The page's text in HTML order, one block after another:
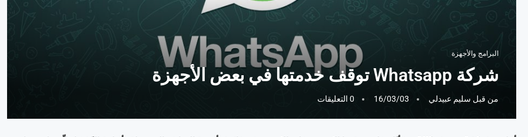
البرامج والأجهزة
شركة Whatsapp توقف خدمتها في بعض الأجهزة
من قبل سليم عبيدلي 16/03/03 0 التعليقات